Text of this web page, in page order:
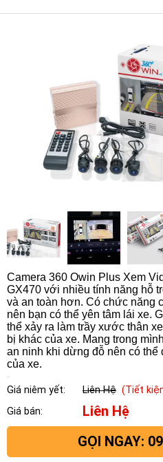
Camera 360 Owin Plus Xem
GX470 với nhiều tính năng hỗ
và an toàn hơn. Có chức năng
nên bạn có thể yên tâm lái xe.
thể xảy ra làm trầy xước thân
bị khác của xe. Mang trong
an ninh khi dừng đỗ nên có thể
của xe.
Giá niêm yết: Liên Hệ (Tiết
Giá bán:
Liên Hệ
GỌI NGAY: